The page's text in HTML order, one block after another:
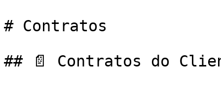
# Contratos
## 📄 Contratos do